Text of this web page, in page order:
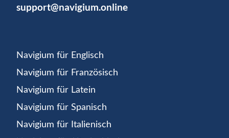
support@navigium.online
Navigium für Englisch
Navigium für Französisch
Navigium für Latein
Navigium für Spanisch
Navigium für Italienisch